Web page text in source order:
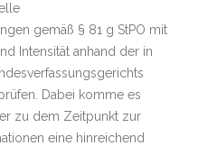
gemäß § 81 g StPO mit
Intensität anhand der in
Dabei komme es
zu dem Zeitpunkt zur
eine hinreichend